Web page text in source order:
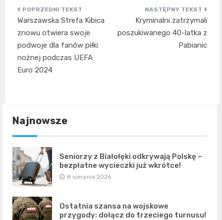
Nawigacja
wpisu
Warszawska Strefa Kibica
znowu otwiera swoje
podwoje dla fanów piłki
nożnej podczas UEFA
Euro 2024
Kryminalni zatrzymali
poszukiwanego 40-latka z
Pabianic
Najnowsze
Seniorzy z Białołęki odkrywają Polskę –
bezpłatne wycieczki już wkrótce!
8 sierpnia 2026
Ostatnia szansa na wojskowe
przygody: dołącz do trzeciego turnusu!